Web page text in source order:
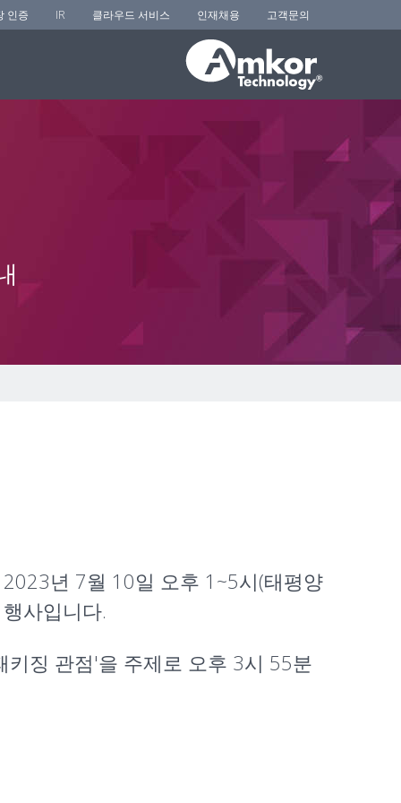
인증 IR 클라우드 서비스 인재채용 고객문의
년 7월 10일 오후 1~5시(태평양
사입니다.
키징 관점'을 주제로 오후 3시 55분